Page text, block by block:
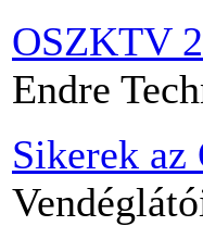
OSZKTV
Endre
Sikerek az